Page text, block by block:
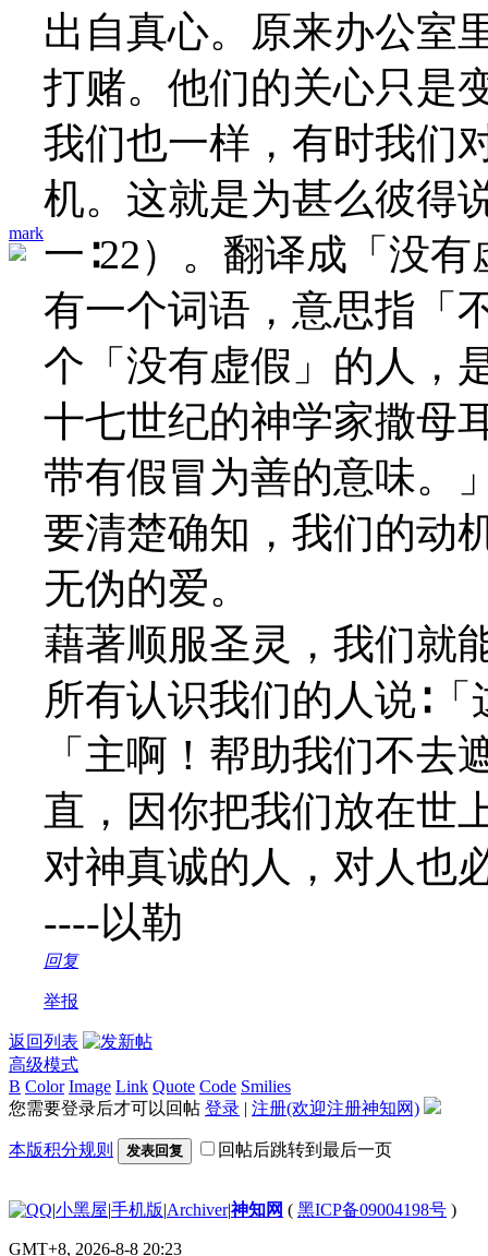
mark
出自真心。原来办公室
打赌。他们的关心只是
我们也一样，有时我们
机。这就是为甚么彼得
一∶22）。翻译成「没
有一个词语，意思指「
个「没有虚假」的人，
十七世纪的神学家撒母
带有假冒为善的意味。
要清楚确知，我们的动
无伪的爱。
藉著顺服圣灵，我们就
所有认识我们的人说∶
「主啊！帮助我们不去
直， 因你把我们放在世
对神真诚的人，对人也
----以勒
回复
举报
返回列表
高级模式
B Color Image Link Quote Code Smilies
您需要登录后才可以回帖 登录 | 注册(欢迎注册神知网)
本版积分规则 发表回复 回帖后跳转到最后一页
|小黑屋|手机版|Archiver|神知网 ( 黑ICP备09004198号 )
GMT+8, 2026-8-8 20:23